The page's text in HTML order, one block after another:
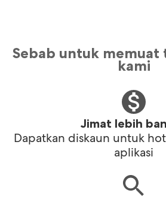
Sebab untuk memuat
kami
Jimat lebih
Dapatkan diskaun untuk
aplikasi